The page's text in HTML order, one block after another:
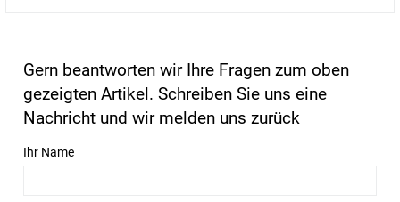
Gern beantworten wir Ihre Fragen zum oben
gezeigten Artikel. Schreiben Sie uns eine
Nachricht und wir melden uns zurück
Ihr Name